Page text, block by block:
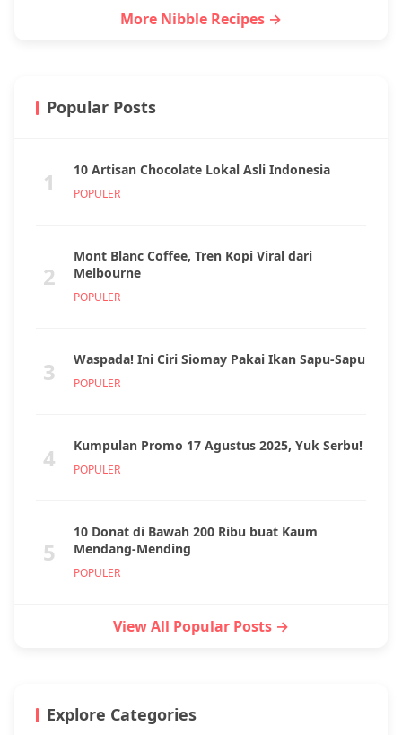
More Nibble Recipes →
Popular Posts
1 10 Artisan Chocolate Lokal Asli Indonesia
POPULER
2
Mont Blanc Coffee, Tren Kopi Viral dari
Melbourne
POPULER
3 Waspada! Ini Ciri Siomay Pakai Ikan Sapu-Sapu
POPULER
4 Kumpulan Promo 17 Agustus 2025, Yuk Serbu!
POPULER
5
10 Donat di Bawah 200 Ribu buat Kaum
Mendang-Mending
POPULER
View All Popular Posts →
Explore Categories